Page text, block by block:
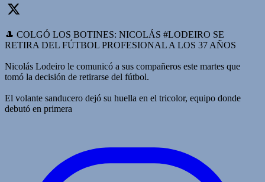
🎩 COLGÓ LOS BOTINES: NICOLÁS #LODEIRO SE
RETIRA DEL FÚTBOL PROFESIONAL A LOS 37 AÑOS
Nicolás Lodeiro le comunicó a sus compañeros este martes que
tomó la decisión de retirarse del fútbol.
El volante sanducero dejó su huella en el tricolor, equipo donde
debutó en primera